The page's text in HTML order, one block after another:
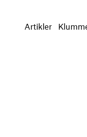
Artikler